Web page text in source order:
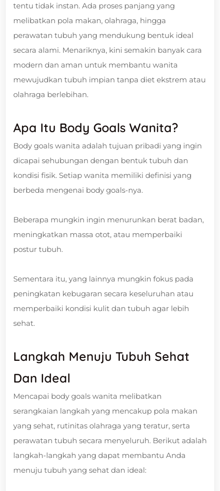
tentu tidak instan. Ada proses panjang yang
melibatkan pola makan, olahraga, hingga
perawatan tubuh yang mendukung bentuk ideal
secara alami. Menariknya, kini semakin banyak cara
modern dan aman untuk membantu wanita
mewujudkan tubuh impian tanpa diet ekstrem atau
olahraga berlebihan.
Apa Itu Body Goals Wanita?
Body goals wanita adalah tujuan pribadi yang ingin
dicapai sehubungan dengan bentuk tubuh dan
kondisi fisik. Setiap wanita memiliki definisi yang
berbeda mengenai body goals-nya.
Beberapa mungkin ingin menurunkan berat badan,
meningkatkan massa otot, atau memperbaiki
postur tubuh.
Sementara itu, yang lainnya mungkin fokus pada
peningkatan kebugaran secara keseluruhan atau
memperbaiki kondisi kulit dan tubuh agar lebih
sehat.
Langkah Menuju Tubuh Sehat
Dan Ideal
Mencapai body goals wanita melibatkan
serangkaian langkah yang mencakup pola makan
yang sehat, rutinitas olahraga yang teratur, serta
perawatan tubuh secara menyeluruh. Berikut adalah
langkah-langkah yang dapat membantu Anda
menuju tubuh yang sehat dan ideal: